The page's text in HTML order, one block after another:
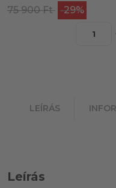
75 900 Ft -29%
LEÍRÁS
Leírás